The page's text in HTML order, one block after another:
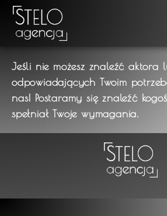
Jeśli nie możesz znaleźć aktora
odpowiadających Twoim
nas! Postaramy się znaleźć
spełniał Twoje wymagania.